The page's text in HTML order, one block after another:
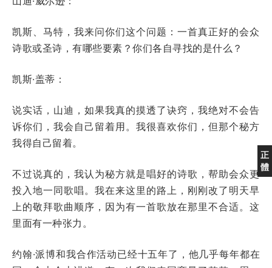
凯斯、马特，我来问你们这个问题：一首真正好的会众
诗歌或圣诗，有哪些要素？你们各自寻找的是什么？
凯斯·盖蒂：
说实话，山迪，如果我真的摸透了诀窍，我绝对不会告
诉你们，我会自己留着用。我很喜欢你们，但那个秘方
我得自己留着。
不过说真的，我认为秘方就是唱好的诗歌，帮助会众更
投入地一同歌唱。我在来这里的路上，刚刚改了明天早
上的敬拜歌曲顺序，因为有一首歌放在那里不合适。这
里面有一种张力。
约翰·派博和我合作活动已经十五年了，他几乎每年都在
正
體